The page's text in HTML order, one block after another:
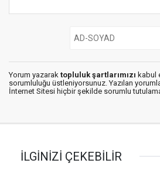
Yorum yazarak topluluk şartlarımızı kabul
sorumluluğu üstleniyorsunuz. Yazılan
İnternet Sitesi hiçbir şekilde sorumlu